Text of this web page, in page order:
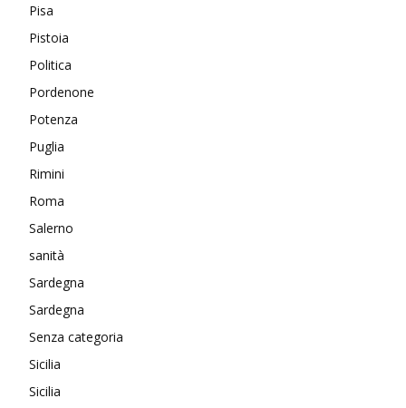
Pisa
Pistoia
Politica
Pordenone
Potenza
Puglia
Rimini
Roma
Salerno
sanità
Sardegna
Sardegna
Senza categoria
Sicilia
Sicilia